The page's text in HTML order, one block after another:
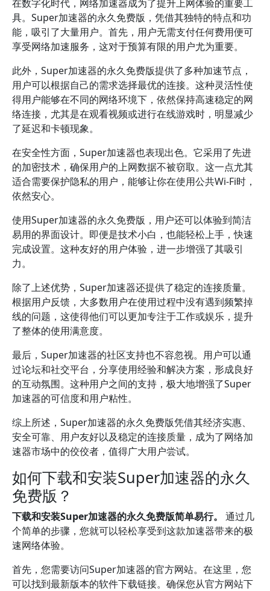
在数字化时代，网络加速器成为了提升上网体验的重要工
具。Super加速器的永久免费版，凭借其独特的特点和功
能，吸引了大量用户。首先，用户无需支付任何费用便可
享受网络加速服务，这对于预算有限的用户尤为重要。
此外，Super加速器的永久免费版提供了多种加速节点，
用户可以根据自己的需求选择最优的连接。这种灵活性使
得用户能够在不同的网络环境下，依然保持高速稳定的网
络连接，尤其是在观看视频或进行在线游戏时，明显减少
了延迟和卡顿现象。
在安全性方面，Super加速器也表现出色。它采用了先进
的加密技术，确保用户的上网数据不被窃取。这一点尤其
适合需要保护隐私的用户，能够让你在使用公共Wi-Fi时，
依然安心。
使用Super加速器的永久免费版，用户还可以体验到简洁
易用的界面设计。即便是技术小白，也能轻松上手，快速
完成设置。这种友好的用户体验，进一步增强了其吸引
力。
除了上述优势，Super加速器还提供了稳定的连接质量。
根据用户反馈，大多数用户在使用过程中没有遇到频繁掉
线的问题，这使得他们可以更加专注于工作或娱乐，提升
了整体的使用满意度。
最后，Super加速器的社区支持也不容忽视。用户可以通
过论坛和社交平台，分享使用经验和解决方案，形成良好
的互动氛围。这种用户之间的支持，极大地增强了Super
加速器的可信度和用户粘性。
综上所述，Super加速器的永久免费版凭借其经济实惠、
安全可靠、用户友好以及稳定的连接质量，成为了网络加
速器市场中的佼佼者，值得广大用户尝试。
如何下载和安装Super加速器的永久
免费版？
下载和安装Super加速器的永久免费版简单易行。
通过几
个简单的步骤，您就可以轻松享受到这款加速器带来的极
速网络体验。
首先，您需要访问Super加速器的官方网站。在这里，您
可以找到最新版本的软件下载链接。确保您从官方网站下